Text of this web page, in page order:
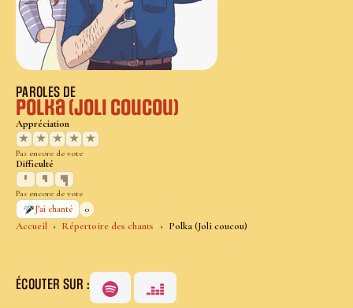
Accueil Répertoire des chants Polka (Joli coucou)
PAROLES DE
Polka (Joli coucou)
Appréciation
★
★ ★ ★ ★
Pas encore de vote
Difficulté
Pas encore de vote
J’ai chanté
0
ÉCOUTER SUR :